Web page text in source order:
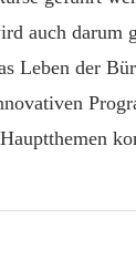
auch darum
Leben der